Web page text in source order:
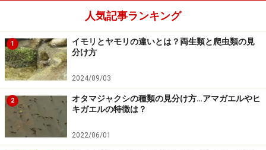
人気記事ランキング
1
イモリとヤモリの違いとは？両生類と爬虫類の見
分け方
2024/09/03
2
オタマジャクシの種類の見分け方…アマガエルやヒ
キガエルの特徴は？
2022/06/01